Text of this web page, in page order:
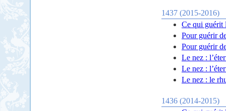
1437 (2015-2016)
Ce qui guérit
Pour guérir
Pour guérir
Le nez :
Le nez :
Le nez : le
1436 (2014-2015)